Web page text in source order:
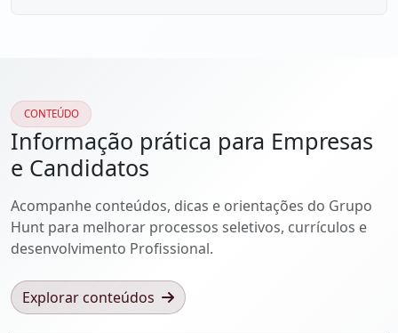
CONTEÚDO
Informação prática para Empresas
e Candidatos
Acompanhe conteúdos, dicas e orientações do Grupo
Hunt para melhorar processos seletivos, currículos e
desenvolvimento Profissional.
Explorar conteúdos